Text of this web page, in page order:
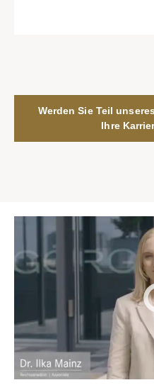
Werden Sie Teil
Ihre